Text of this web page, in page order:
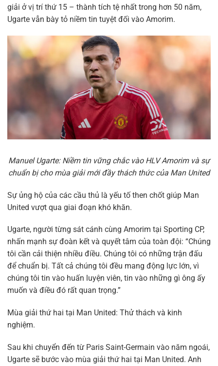
giải ở vị trí thứ 15 – thành tích tệ nhất trong hơn 50 năm,
Ugarte vẫn bày tỏ niềm tin tuyệt đối vào Amorim.
Manuel Ugarte: Niềm tin vững chắc vào HLV Amorim và sự
chuẩn bị cho mùa giải mới đầy thách thức của Man United
Sự ủng hộ của các cầu thủ là yếu tố then chốt giúp Man
United vượt qua giai đoạn khó khăn.
Ugarte, người từng sát cánh cùng Amorim tại Sporting CP,
nhấn mạnh sự đoàn kết và quyết tâm của toàn đội: “Chúng
tôi cần cải thiện nhiều điều. Chúng tôi có những trận đấu
để chuẩn bị. Tất cả chúng tôi đều mang động lực lớn, vì
chúng tôi tin vào huấn luyện viên, tin vào những gì ông ấy
muốn và điều đó rất quan trọng.”
Mùa giải thứ hai tại Man United: Thử thách và kinh
nghiệm.
Sau khi chuyển đến từ Paris Saint-Germain vào năm ngoái,
Ugarte sẽ bước vào mùa giải thứ hai tại Man United. Anh